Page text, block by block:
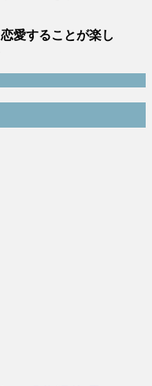
愛することが楽し